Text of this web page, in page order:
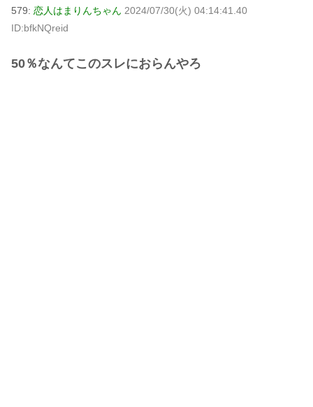
579: 恋人はまりんちゃん 2024/07/30(火) 04:14:41.40
ID:bfkNQreid
50％なんてこのスレにおらんやろ